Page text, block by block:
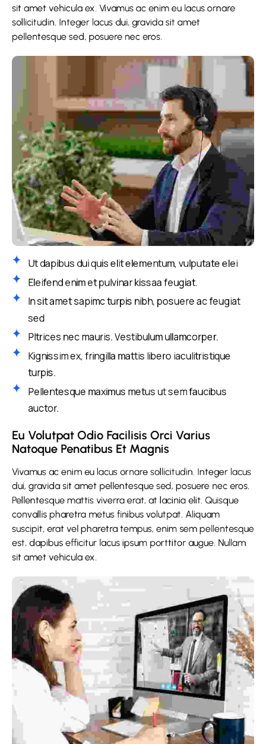
sit amet vehicula ex. Vivamus ac enim eu lacus ornare
sollicitudin. Integer lacus dui, gravida sit amet
pellentesque sed, posuere nec eros.
Ut dapibus dui quis elit elementum, vulputate elei
Eleifend enim et pulvinar kissaa feugiat.
In sit amet sapimc turpis nibh, posuere ac feugiat
sed
Pltrices nec mauris. Vestibulum ullamcorper.
Kignissim ex, fringilla mattis libero iaculitristique
turpis.
Pellentesque maximus metus ut sem faucibus
auctor.
Eu Volutpat Odio Facilisis Orci Varius
Natoque Penatibus Et Magnis
Vivamus ac enim eu lacus ornare sollicitudin. Integer lacus
dui, gravida sit amet pellentesque sed, posuere nec eros.
Pellentesque mattis viverra erat, at lacinia elit. Quisque
convallis pharetra metus finibus volutpat. Aliquam
suscipit, erat vel pharetra tempus, enim sem pellentesque
est, dapibus efficitur lacus ipsum porttitor augue. Nullam
sit amet vehicula ex.